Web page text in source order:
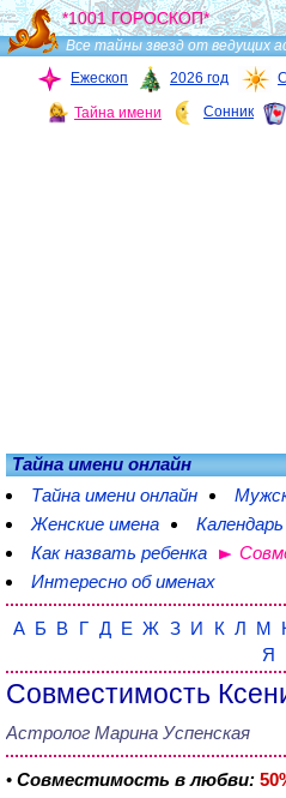
*1001 ГОРОСКОП*
Все тайны звезд от ведущих
Ежескоп
2026 год
Тайна имени Сонник
Тайна имени онлайн
Тайна имени онлайн
Женские имена
Как назвать ребенка
Интересно об именах
А Б В Г Д Е Ж З И К Л М
Я
Совместимость
Астролог Марина Успенская
• Совместимость в любви: